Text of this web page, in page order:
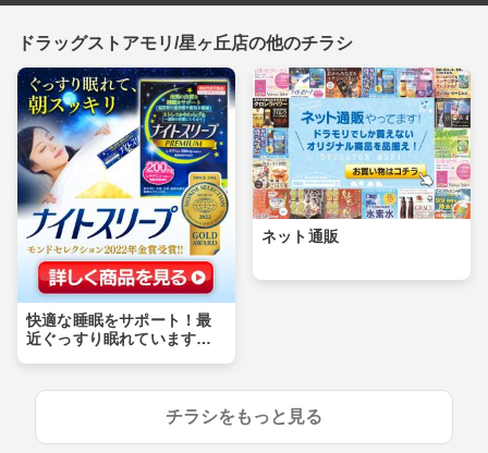
ドラッグストアモリ/星ヶ丘店の他のチラシ
快適な睡眠をサポート！最
近ぐっすり眠れています
ネット通販
チラシをもっと見る